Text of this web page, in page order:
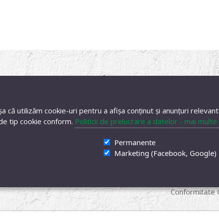
Sesizari
Dimensiuni
Link-uri utile
Conformitate
că utilizăm cookie-uri pentru a afișa conținut și anunțuri
tip cookie conform. Politicii de prelucrare a datelor - mai
Permanente
Marketing (Facebook, Google)